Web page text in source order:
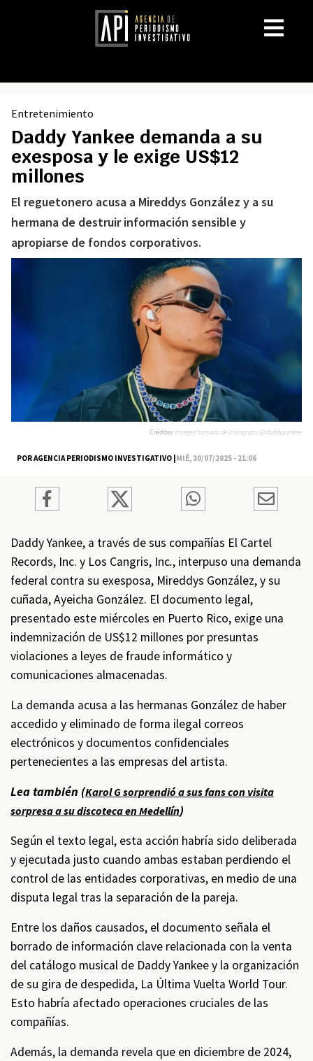
Entretenimiento
Daddy Yankee demanda a su
exesposa y le exige US$12
millones
El reguetonero acusa a Mireddys González y a su
hermana de destruir información sensible y
apropiarse de fondos corporativos.
POR AGENCIA PERIODISMO INVESTIGATIVO |MIÉ, 30/07/2025 - 21:06
Créditos:Imagen tomada de Instagram: @daddyyankee
Daddy Yankee, a través de sus compañías El Cartel
Records, Inc. y Los Cangris, Inc., interpuso una demanda
federal contra su exesposa, Mireddys González, y su
cuñada, Ayeicha González. El documento legal,
presentado este miércoles en Puerto Rico, exige una
indemnización de US$12 millones por presuntas
violaciones a leyes de fraude informático y
comunicaciones almacenadas.
La demanda acusa a las hermanas González de haber
accedido y eliminado de forma ilegal correos
electrónicos y documentos confidenciales
pertenecientes a las empresas del artista.
Lea también (Karol G sorprendió a sus fans con visita
sorpresa a su discoteca en Medellín)
Según el texto legal, esta acción habría sido deliberada
y ejecutada justo cuando ambas estaban perdiendo el
control de las entidades corporativas, en medio de una
disputa legal tras la separación de la pareja.
Entre los daños causados, el documento señala el
borrado de información clave relacionada con la venta
del catálogo musical de Daddy Yankee y la organización
de su gira de despedida, La Última Vuelta World Tour.
Esto habría afectado operaciones cruciales de las
compañías.
Además, la demanda revela que en diciembre de 2024,